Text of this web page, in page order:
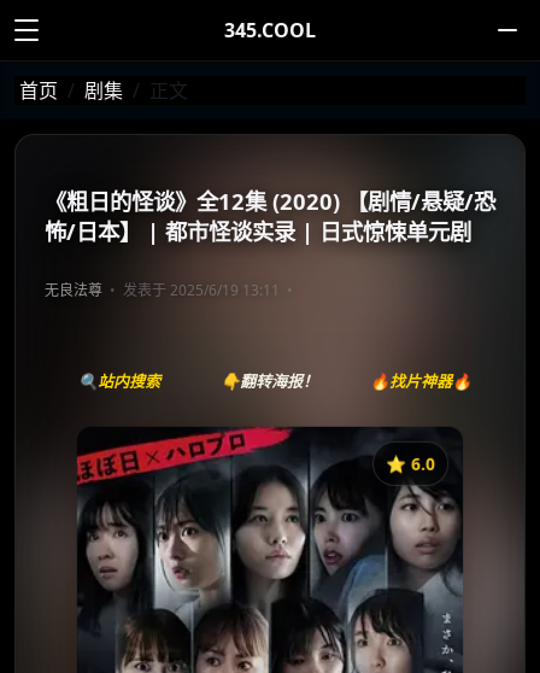
345.COOL
首页 剧集 正文
《粗日的怪谈》全12集 (2020) 【剧情/悬疑/恐
怖/日本】 | 都市怪谈实录 | 日式惊悚单元剧
无良法尊 发表于 2025/6/19 13:11
🔍站内搜索 👇翻转海报！ 🔥找片神器🔥
⭐️ 6.0
《粗日的怪谈》
收藏
⭐️ 评分：6.0 | 🎬 2020年
✅ 已完结
夸克网盘